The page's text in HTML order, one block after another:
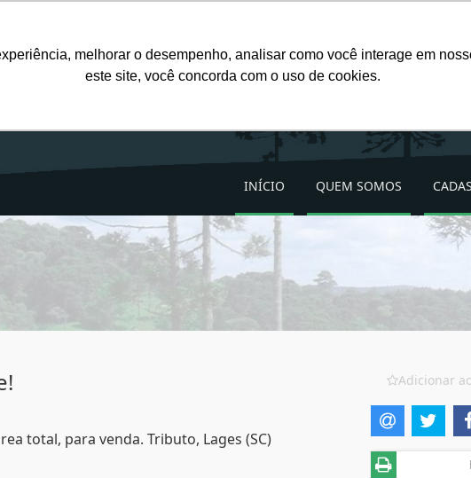
melhorar o desempenho, analisar como você interage em
este site, você concorda com o uso de cookies.
INÍCIO QUEM SOMOS
total, para venda. Tributo, Lages (SC)
Adicionar